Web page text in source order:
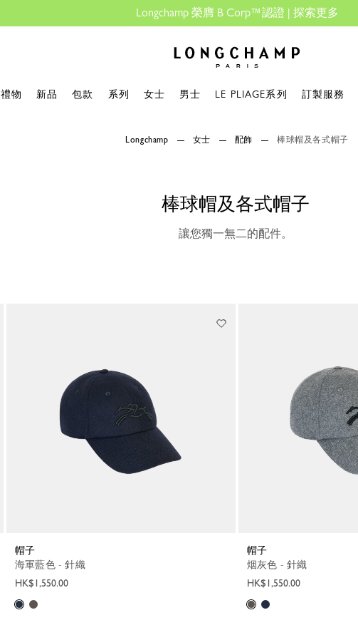
Longchamp 榮膺 B Corp™認證 |探索更多
禮物 新品 包款 系列 女士 男士 LE PLIAGE系列 訂製服務
Longchamp 女士 配飾 棒球帽及各式帽子
棒球帽及各式帽子
讓您獨一無二的配件。
帽子
海軍藍色 - 針織
HK$1,550.00
帽子
烟灰色 - 針織
HK$1,550.00